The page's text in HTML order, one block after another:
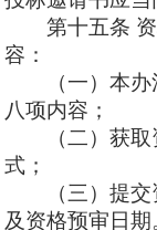
第十五条
容：
（一）本
八项内容；
（二）获
式；
（三）提
及资格预审日期